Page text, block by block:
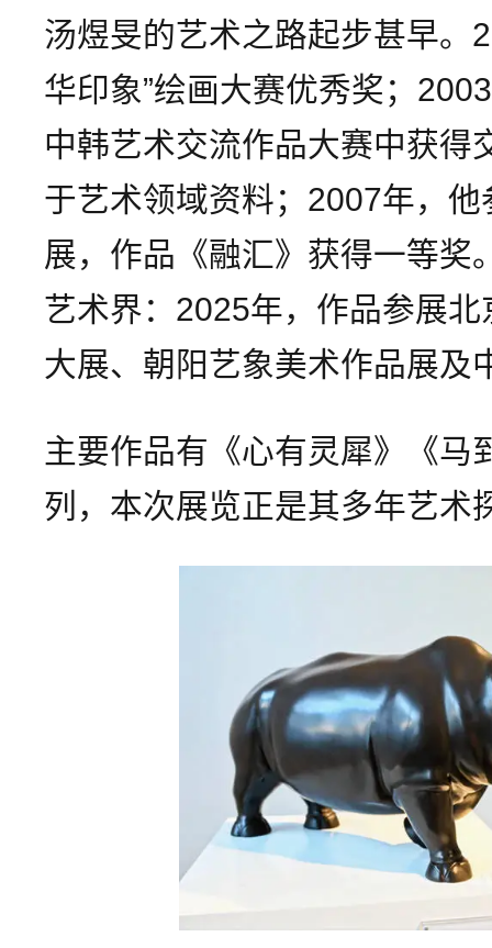
汤煜旻的艺术之路起步甚早。
华印象”绘画大赛优秀奖；
中韩艺术交流作品大赛中获得
于艺术领域资料；2007年，
展，作品《融汇》获得一等奖
艺术界：2025年，作品参展
大展、朝阳艺象美术作品展及
主要作品有《心有灵犀》《马
列，本次展览正是其多年艺术